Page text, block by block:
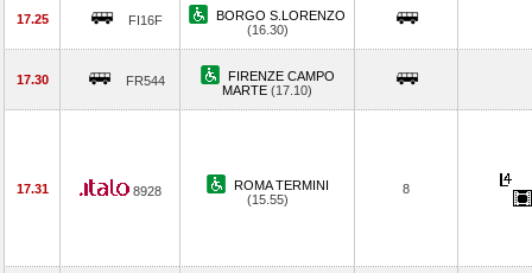
17.25 FI16F
BORGO S.LORENZO
(16.30)
17.30 FR544
FIRENZE CAMPO
MARTE (17.10)
17.31 8928
ROMA TERMINI
(15.55)
8